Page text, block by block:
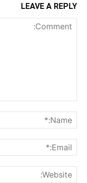
LEAVE A REPLY